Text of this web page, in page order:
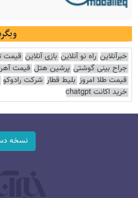
خبرآنلاین راه نو آنلاین بازی آنلاین قیمت
جراح بینی گوشتی پرشین هتل قیمت آهن
قیمت طلا امروز بلیط قطار شرکت رادوکو
خرید اکانت chatgpt
نسخه